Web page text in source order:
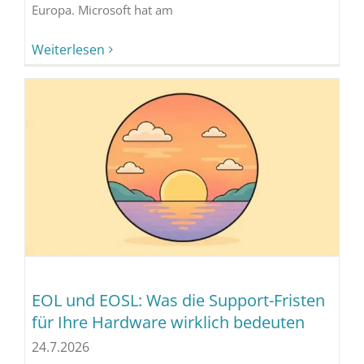
Europa. Microsoft hat am
Weiterlesen
EOL und EOSL: Was die Support-Fristen
für Ihre Hardware wirklich bedeuten
24.7.2026